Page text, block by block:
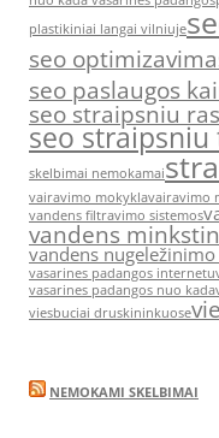
plastikiniai langai vilniuje
seo
seo paslaugos
seo straipsniu
seo
skelbimai nemokamai
vairavimo mokyklavairavimo
vandens filtravimo sistemos
vandens
vandens
vasarines padangos internetu
vasarines padangos nuo kada
viesbuciai druskininkuose
NEMOKAMI SKELBIMAI